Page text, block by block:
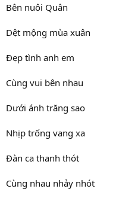
Bên nuôi Quân
Dệt mộng mùa xuân
Đẹp tình anh em
Cùng vui bên nhau
Dưới ánh trăng sao
Nhịp trống vang xa
Đàn ca thanh thót
Cùng nhau nhảy nhót